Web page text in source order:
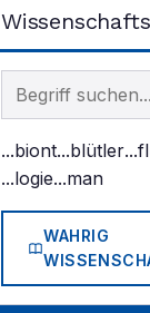
Begriff im
...biont...blütler
...logie...man
WAHRIG